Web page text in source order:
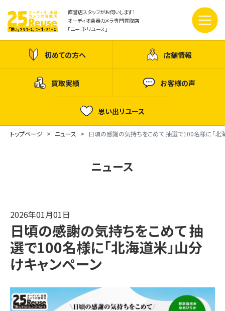
直営店スタッフがお伺いします！
オーディオ楽器カメラ専門買取店
「ニーゴ・リユース」
初めての方へ 店舗情報
買取実績 お客様の声
思い出リユース
トップページ ニュース 日頃の感謝の気持ちをこめて 抽選で100名様に「北
ニュース
2026年01月01日
日頃の感謝の気持ちをこめて 抽
選で100名様に「北海道米」山分
けキャンペーン